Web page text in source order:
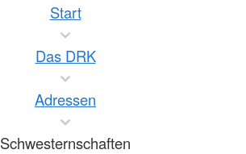
Start
Das DRK
Adressen
Schwesternschaften